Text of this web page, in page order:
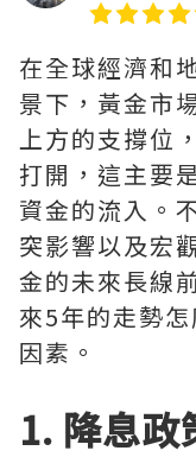
在全球經濟和
景下，黃金市
上方的支撐位
打開，這主要
資金的流入。
突影響以及宏
金的未來長線
來5年的走勢
因素。
1. 降息